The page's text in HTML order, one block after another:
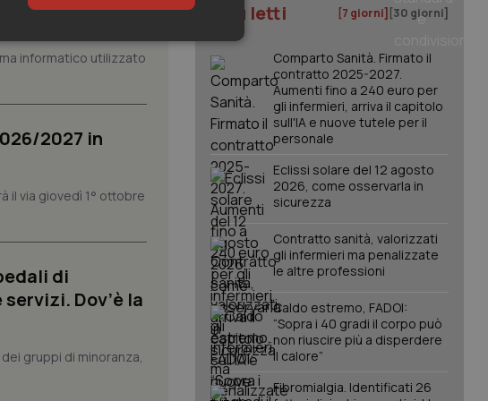
informatico utilizzato
2027 in
il via giovedì 1° ottobre
di
Dov’è la
gruppi di minoranza,
I più letti [7 giorni] [30 giorni]
Comparto Sanità. Firmato il
contratto 2025-2027.
Aumenti fino a 240 euro per
gli infermieri, arriva il capitolo
sull'IA e nuove tutele per il
personale
Eclissi solare del 12 agosto
2026, come osservarla in
sicurezza
Contratto sanità, valorizzati
gli infermieri ma penalizzate
le altre professioni
Caldo estremo, FADOI:
“Sopra i 40 gradi il corpo può
non riuscire più a disperdere
il calore”
Fibromialgia. Identificati 26
Marketing
quali la navigazione sulle pagine
questi cookie.
viene utilizzato per memorizzare le
e privacy dell'utente per la loro
il sito. Registra i dati sul consenso
a varie politiche e
utilizzato dal servizio Cookie-